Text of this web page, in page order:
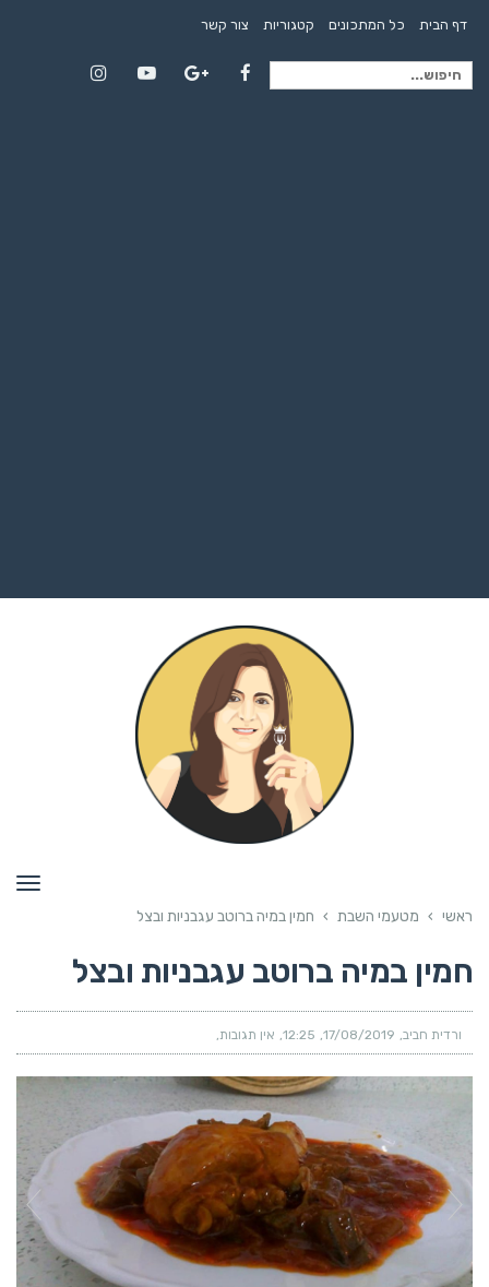
דף הבית כל המתכונים קטגוריות צור קשר
חיפוש
ראשי › מטעמי השבת › חמין במיה ברוטב עגבניות ובצל
חמין במיה ברוטב עגבניות ובצל
ורדית חביב 17/08/2019
12:25 אין תגובות